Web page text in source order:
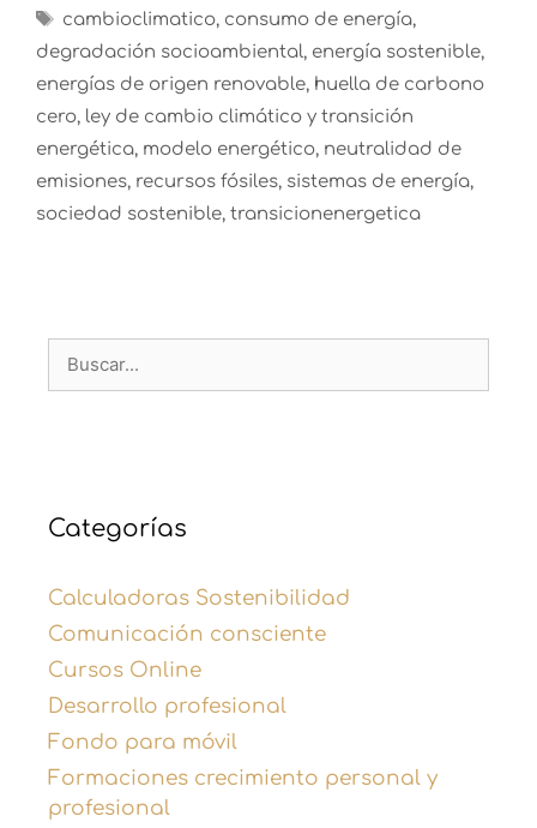
cambioclimatico, consumo de energía,
degradación socioambiental, energía sostenible,
energías de origen renovable, huella de carbono
cero, ley de cambio climático y transición
energética, modelo energético, neutralidad de
emisiones, recursos fósiles, sistemas de energía,
sociedad sostenible, transicionenergetica
Categorías
Calculadoras Sostenibilidad
Comunicación consciente
Cursos Online
Desarrollo profesional
Fondo para móvil
Formaciones crecimiento personal y
profesional